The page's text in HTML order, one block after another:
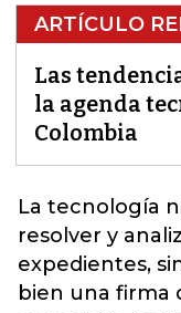
ARTÍCULO
Las
la agenda
Colombia
La tecnología
resolver y
expedientes,
bien una firma